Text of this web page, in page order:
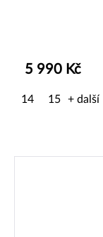
5 990 Kč
14 15 + další